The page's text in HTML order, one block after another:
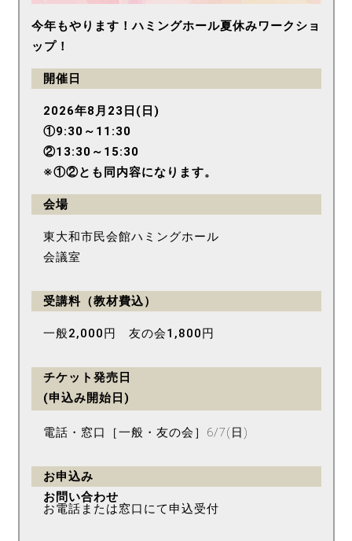
今年もやります！ハミングホール夏休みワークショ
ップ！
開催日
2026年8月23日(日)
①9:30～11:30
②13:30～15:30
※①②とも同内容になります。
会場
東大和市民会館ハミングホール
会議室
受講料（教材費込）
一般2,000円 友の会1,800円
チケット発売日
(申込み開始日)
電話・窓口［一般・友の会］6/7(日)
お申込み
お問い合わせ
お電話または窓口にて申込受付